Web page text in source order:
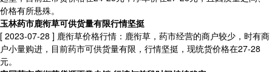
价格有所悬殊。
玉林药市鹿衔草可供货量有限行情坚挺
[ 2023-07-28 ] 鹿衔草价格行情：鹿衔草，药市经营的商户较少，时有商
户小量购进，目前药市可供货量有限，行情坚挺，现统货价格在27-28
元。